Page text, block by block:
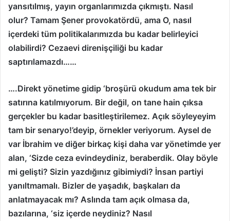
yansıtılmış, yayın organlarımızda çıkmıştı. Nasıl
olur? Tamam Şener provokatördü, ama O, nasıl
içerdeki tüm politikalarımızda bu kadar belirleyici
olabilirdi? Cezaevi direnişçiliği bu kadar
saptırılamazdı……
….Direkt yönetime gidip ‘broşürü okudum ama tek bir
satırına katılmıyorum. Bir değil, on tane hain çıksa
gerçekler bu kadar basitleştirilemez. Açık söyleyeyim
tam bir senaryo!’deyip, örnekler veriyorum. Aysel de
var İbrahim ve diğer birkaç kişi daha var yönetimde yer
alan, ‘Sizde ceza evindeydiniz, beraberdik. Olay böyle
mi gelişti? Sizin yazdığınız gibimiydi? İnsan partiyi
yanıltmamalı. Bizler de yaşadık, başkaları da
anlatmayacak mı? Aslında tam açık olmasa da,
bazılarına, ‘siz içerde neydiniz? Nasıl